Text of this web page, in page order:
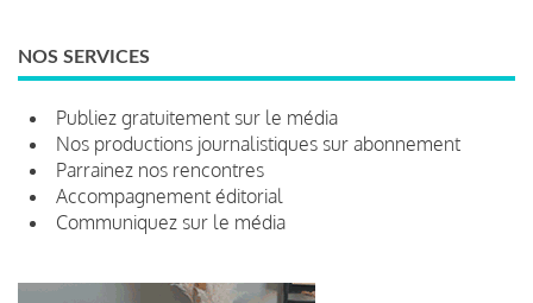
NOS SERVICES
Publiez gratuitement sur le média
Nos productions journalistiques sur abonnement
Parrainez nos rencontres
Accompagnement éditorial
Communiquez sur le média